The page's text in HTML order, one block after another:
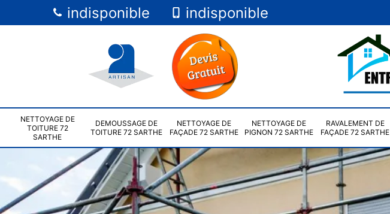
indisponible indisponible
NETTOYAGE DE
TOITURE 72
SARTHE
DEMOUSSAGE DE
TOITURE 72 SARTHE
NETTOYAGE DE
FAÇADE 72 SARTHE
NETTOYAGE DE
PIGNON 72 SARTHE
RAVALEMENT DE
FAÇADE 72 SARTHE